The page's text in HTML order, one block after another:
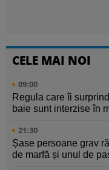
CELE MAI NOI
09:00
Regula care îi
baie sunt interzise în
21:30
Șase persoane grav
de marfă și unul de